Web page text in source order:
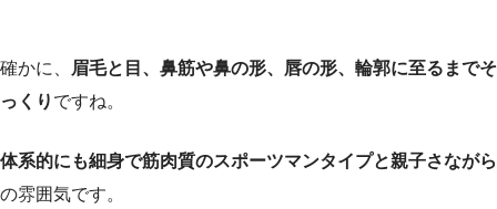
確かに、
眉毛と目、鼻筋や鼻の形、唇の形、輪郭に至るまでそ
っくり ですね。
体系的にも細身で筋肉質のスポーツマンタイプと親子さながら
の雰囲気です。